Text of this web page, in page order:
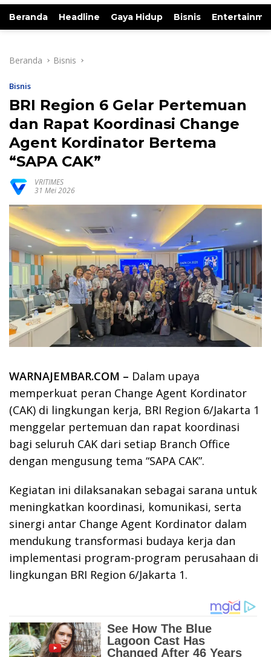
Beranda Headline Gaya Hidup Bisnis
Beranda Bisnis
Bisnis
BRI Region 6 Gelar Pertemuan
dan Rapat Koordinasi Change
Agent Kordinator Bertema
“SAPA CAK”
VRITIMES
31 Mei 2026
WARNAJEMBAR.COM – Dalam upaya
memperkuat peran Change Agent Kordinator
(CAK) di lingkungan kerja, BRI Region 6/Jakarta 1
menggelar pertemuan dan rapat koordinasi
bagi seluruh CAK dari setiap Branch Office
dengan mengusung tema “SAPA CAK”.
Kegiatan ini dilaksanakan sebagai sarana untuk
meningkatkan koordinasi, komunikasi, serta
sinergi antar Change Agent Kordinator dalam
mendukung transformasi budaya kerja dan
implementasi program-program perusahaan di
lingkungan BRI Region 6/Jakarta 1.